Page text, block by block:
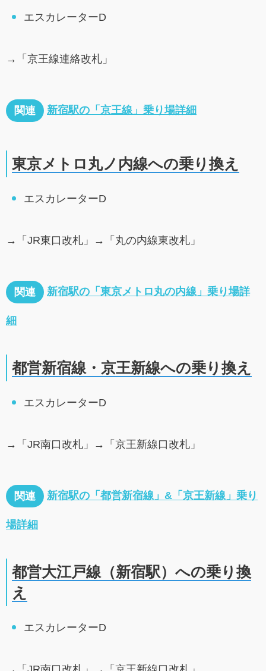
エスカレーターD
→「京王線連絡改札」
関連 新宿駅の「京王線」乗り場詳細
東京メトロ丸ノ内線への乗り換え
エスカレーターD
→「JR東口改札」→「丸の内線東改札」
関連 新宿駅の「東京メトロ丸の内線」乗り場詳
細
都営新宿線・京王新線への乗り換え
エスカレーターD
→「JR南口改札」→「京王新線口改札」
関連 新宿駅の「都営新宿線」&「京王新線」乗り
場詳細
都営大江戸線（新宿駅）への乗り換
え
エスカレーターD